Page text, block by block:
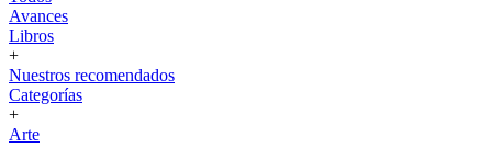
Avances
Libros
+
Nuestros recomendados
Categorías
+
Arte